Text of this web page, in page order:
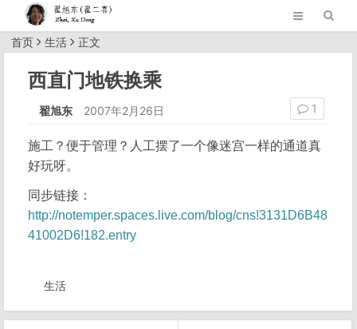
首页 生活 正文
西直门地铁换乘
翟旭东 2007年2月26日 1
施工？便于管理？人工摆了一个像迷宫一样的通道真
好玩呀。
同步链接：
http://notemper.spaces.live.com/blog/cns!3131D6B48
41002D6!182.entry
生活